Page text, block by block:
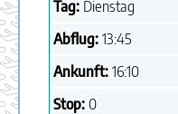
Tag: Dienstag
Abflug: 13:45
Ankunft: 16:10
Stop: 0